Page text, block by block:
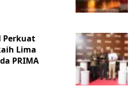
Perkuat
Lima
PRIMA